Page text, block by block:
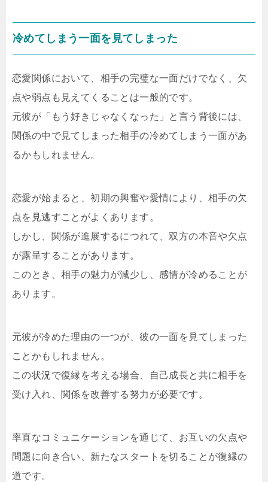
冷めてしまう一面を見てしまった
恋愛関係において、相手の完璧な一面だけでなく、欠
点や弱点も見えてくることは一般的です。
元彼が「もう好きじゃなくなった」と言う背後には、
関係の中で見てしまった相手の冷めてしまう一面があ
るかもしれません。
恋愛が始まると、初期の興奮や愛情により、相手の欠
点を見逃すことがよくあります。
しかし、関係が進展するにつれて、双方の本音や欠点
が露呈することがあります。
このとき、相手の魅力が減少し、感情が冷めることが
あります。
元彼が冷めた理由の一つが、彼の一面を見てしまった
ことかもしれません。
この状況で復縁を考える場合、自己成長と共に相手を
受け入れ、関係を改善する努力が必要です。
率直なコミュニケーションを通じて、お互いの欠点や
問題に向き合い、新たなスタートを切ることが復縁の
道です。